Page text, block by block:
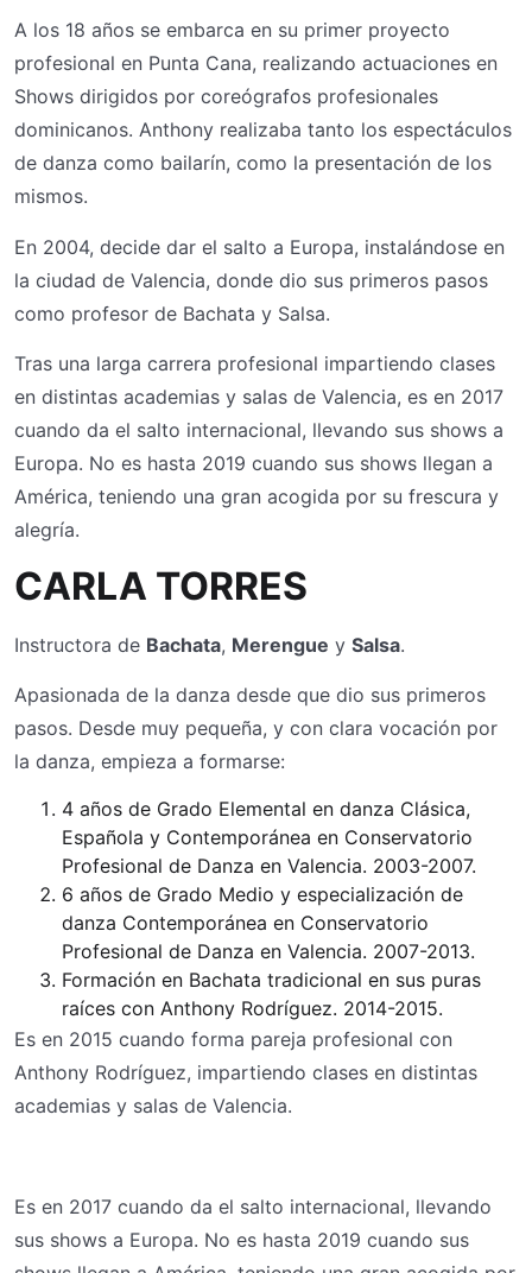
A los 18 años se embarca en su primer proyecto
profesional en Punta Cana, realizando actuaciones en
Shows dirigidos por coreógrafos profesionales
dominicanos. Anthony realizaba tanto los espectáculos
de danza como bailarín, como la presentación de los
mismos.
En 2004, decide dar el salto a Europa, instalándose en
la ciudad de Valencia, donde dio sus primeros pasos
como profesor de Bachata y Salsa.
Tras una larga carrera profesional impartiendo clases
en distintas academias y salas de Valencia, es en 2017
cuando da el salto internacional, llevando sus shows a
Europa. No es hasta 2019 cuando sus shows llegan a
América, teniendo una gran acogida por su frescura y
alegría.
CARLA TORRES
Instructora de Bachata, Merengue y Salsa.
Apasionada de la danza desde que dio sus primeros
pasos. Desde muy pequeña, y con clara vocación por
la danza, empieza a formarse:
4 años de Grado Elemental en danza Clásica,
Española y Contemporánea en Conservatorio
Profesional de Danza en Valencia. 2003-2007.
6 años de Grado Medio y especialización de
danza Contemporánea en Conservatorio
Profesional de Danza en Valencia. 2007-2013.
Formación en Bachata tradicional en sus puras
raíces con Anthony Rodríguez. 2014-2015.
Es en 2015 cuando forma pareja profesional con
Anthony Rodríguez, impartiendo clases en distintas
academias y salas de Valencia.
Es en 2017 cuando da el salto internacional, llevando
sus shows a Europa. No es hasta 2019 cuando sus